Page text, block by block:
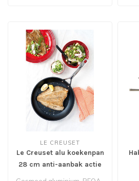
LE CREUSET
Le Creuset alu koekenpan
28 cm anti-aanbak actie